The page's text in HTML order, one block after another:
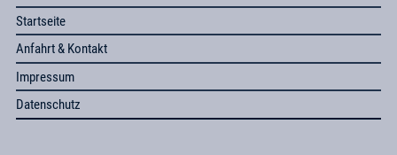
Startseite
Anfahrt & Kontakt
Impressum
Datenschutz